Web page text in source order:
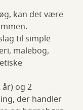
kan det være
til simple
malebog,
år) og 2
der handler